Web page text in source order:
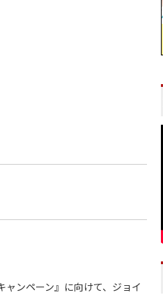
ンペーン』に向けて、ジョイ